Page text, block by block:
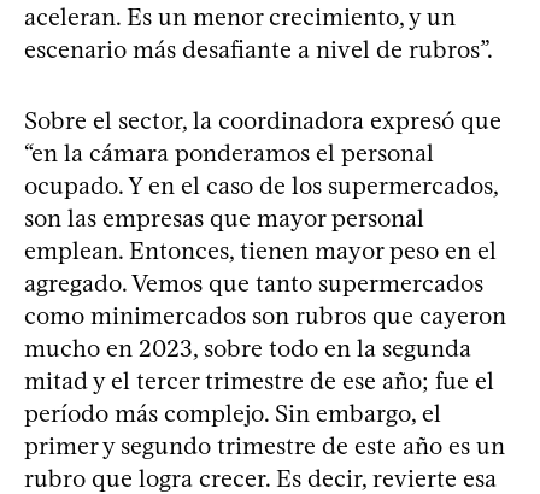
aceleran. Es un menor crecimiento, y un
escenario más desafiante a nivel de rubros”.
Sobre el sector, la coordinadora expresó que
“en la cámara ponderamos el personal
ocupado. Y en el caso de los supermercados,
son las empresas que mayor personal
emplean. Entonces, tienen mayor peso en el
agregado. Vemos que tanto supermercados
como minimercados son rubros que cayeron
mucho en 2023, sobre todo en la segunda
mitad y el tercer trimestre de ese año; fue el
período más complejo. Sin embargo, el
primer y segundo trimestre de este año es un
rubro que logra crecer. Es decir, revierte esa